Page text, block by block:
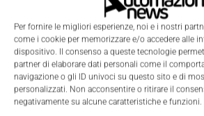
Per fornire le migliori esperienze, noi e i nostri
come i cookie per memorizzare e/o accedere alle
dispositivo. Il consenso a queste tecnologie
partner di elaborare dati personali come il
navigazione o gli ID univoci su questo sito e di
personalizzati. Non acconsentire o ritirare il
negativamente su alcune caratteristiche e funzioni.
ottimizzare il processo di
professionali richiesti;
risorse qualificate e garantire la
operativa; gestire in modo ottimale
risorse e monitorarne
Il team della nuova Business Unit